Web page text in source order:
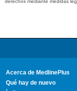
Acerca de MedlinePlus
Qué hay de nuevo